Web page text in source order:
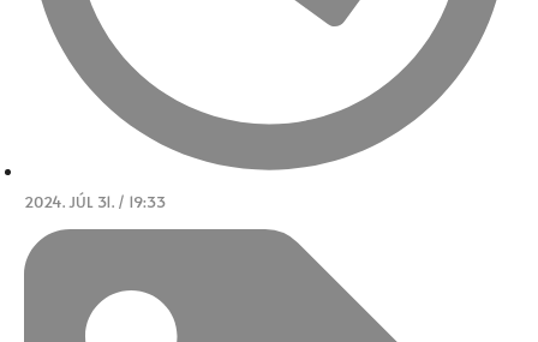
2024. JÚL 31. / 19:33